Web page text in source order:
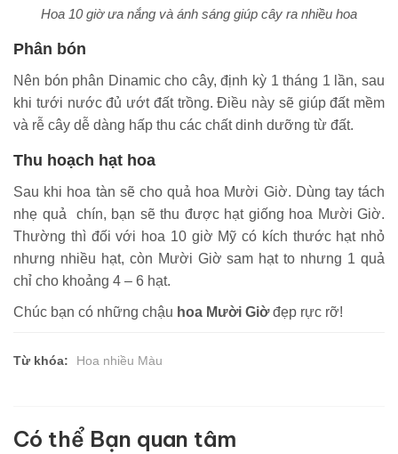
Hoa 10 giờ ưa nắng và ánh sáng giúp cây ra nhiều hoa
Phân bón
Nên bón phân Dinamic cho cây, định kỳ 1 tháng 1 lần, sau
khi tưới nước đủ ướt đất trồng. Điều này sẽ giúp đất mềm
và rễ cây dễ dàng hấp thu các chất dinh dưỡng từ đất.
Thu hoạch hạt hoa
Sau khi hoa tàn sẽ cho quả hoa Mười Giờ. Dùng tay tách
nhẹ quả chín, bạn sẽ thu được hạt giống hoa Mười Giờ.
Thường thì đối với hoa 10 giờ Mỹ có kích thước hạt nhỏ
nhưng nhiều hạt, còn Mười Giờ sam hạt to nhưng 1 quả
chỉ cho khoảng 4 – 6 hạt.
Chúc bạn có những chậu hoa Mười Giờđẹp rực rỡ!
Từ khóa: Hoa nhiều Màu
Có thể Bạn quan tâm